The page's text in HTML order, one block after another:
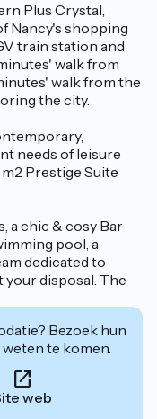
Plus Crystal,
Nancy's shopping
train station and
walk from
walk from the
the city.
needs of leisure
m2 Prestige Suite
a chic & cosy Bar
pool, a
dedicated to
your disposal. The
Bezoek hun
te komen.
web